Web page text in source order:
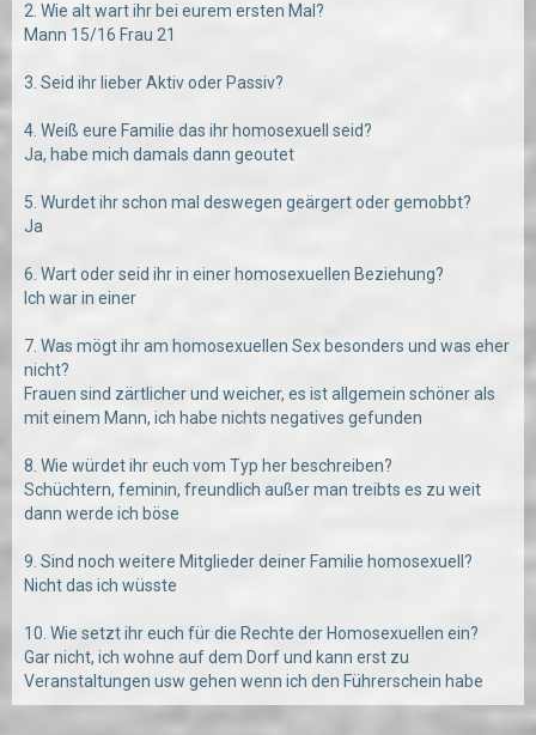
2. Wie alt wart ihr bei eurem ersten Mal?
Mann 15/16 Frau 21
3. Seid ihr lieber Aktiv oder Passiv?
4. Weiß eure Familie das ihr homosexuell seid?
Ja, habe mich damals dann geoutet
5. Wurdet ihr schon mal deswegen geärgert oder gemobbt?
Ja
6. Wart oder seid ihr in einer homosexuellen Beziehung?
Ich war in einer
7. Was mögt ihr am homosexuellen Sex besonders und was eher
nicht?
Frauen sind zärtlicher und weicher, es ist allgemein schöner als
mit einem Mann, ich habe nichts negatives gefunden
8. Wie würdet ihr euch vom Typ her beschreiben?
Schüchtern, feminin, freundlich außer man treibts es zu weit
dann werde ich böse
9. Sind noch weitere Mitglieder deiner Familie homosexuell?
Nicht das ich wüsste
10. Wie setzt ihr euch für die Rechte der Homosexuellen ein?
Gar nicht, ich wohne auf dem Dorf und kann erst zu
Veranstaltungen usw gehen wenn ich den Führerschein habe